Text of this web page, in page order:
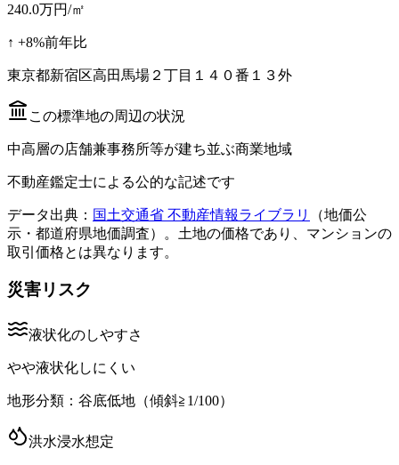
240.0万円/㎡
↑ +8%前年比
東京都新宿区高田馬場２丁目１４０番１３外
この標準地の周辺の状況
中高層の店舗兼事務所等が建ち並ぶ商業地域
不動産鑑定士による公的な記述です
データ出典： 国土交通省 不動産情報ライブラリ
（地価公
示・都道府県地価調査）。土地の価格であり、マンションの
取引価格とは異なります。
災害リスク
液状化のしやすさ
やや液状化しにくい
地形分類： 谷底低地（傾斜≧1/100）
洪水浸水想定